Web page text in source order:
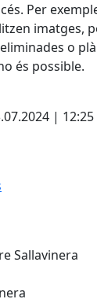
Per
imatges,
o
és possible.
| 12:25
Sallavinera